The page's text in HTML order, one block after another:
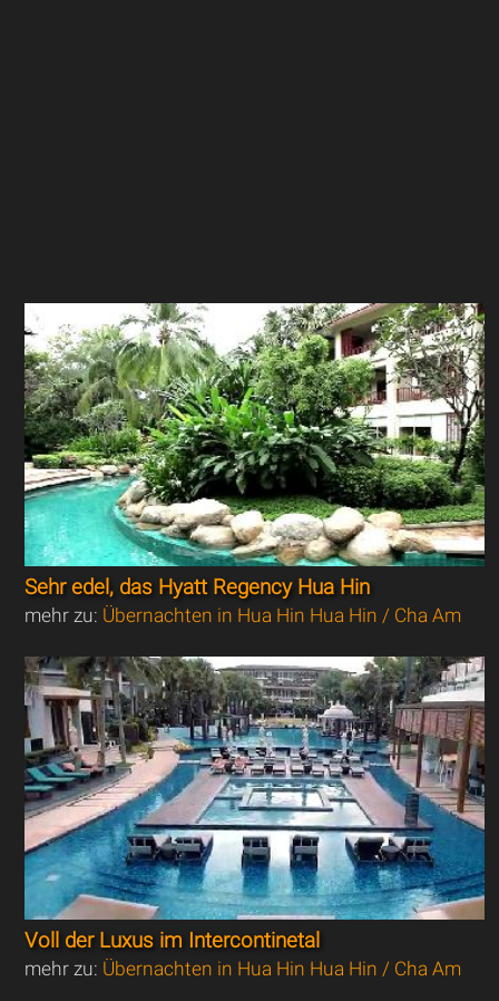
Sehr edel, das Hyatt Regency Hua Hin
mehr zu: Übernachten in Hua Hin Hua Hin / Cha Am
Voll der Luxus im Intercontinetal
mehr zu: Übernachten in Hua Hin Hua Hin / Cha Am